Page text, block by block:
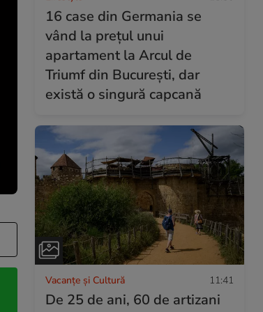
16 case din Germania se
vând la prețul unui
apartament la Arcul de
Triumf din București, dar
există o singură capcană
Vacanțe și Cultură 11:41
De 25 de ani, 60 de artizani